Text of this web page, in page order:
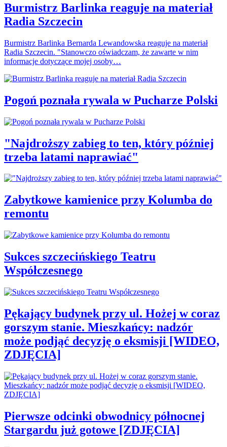
Burmistrz Barlinka reaguje na materiał
Radia Szczecin
Burmistrz Barlinka Bernarda Lewandowska reaguje na materiał
Radia Szczecin. "Stanowczo oświadczam, że zawarte w nim
informacje dotyczące mojej osoby…
Pogoń poznała rywala w Pucharze Polski
"Najdroższy zabieg to ten, który później
trzeba latami naprawiać"
Zabytkowe kamienice przy Kolumba do
remontu
Sukces szczecińskiego Teatru
Współczesnego
Pękający budynek przy ul. Hożej w coraz
gorszym stanie. Mieszkańcy: nadzór
może podjąć decyzję o eksmisji [WIDEO,
ZDJĘCIA]
Pierwsze odcinki obwodnicy północnej
Stargardu już gotowe [ZDJĘCIA]